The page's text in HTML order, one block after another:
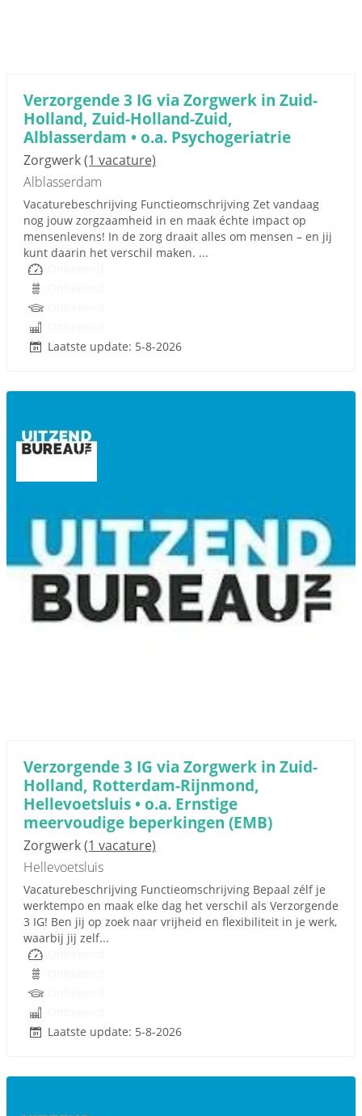
Verzorgende 3 IG via Zorgwerk in Zuid-
Holland, Zuid-Holland-Zuid,
Alblasserdam • o.a. Psychogeriatrie
Zorgwerk(1 vacature)
Alblasserdam
Vacaturebeschrijving Functieomschrijving Zet vandaag
nog jouw zorgzaamheid in en maak échte impact op
mensenlevens! In de zorg draait alles om mensen – en jij
kunt daarin het verschil maken. ...
Laatste update: 5-8-2026
Verzorgende 3 IG via Zorgwerk in Zuid-
Holland, Rotterdam-Rijnmond,
Hellevoetsluis • o.a. Ernstige
meervoudige beperkingen (EMB)
Zorgwerk(1 vacature)
Hellevoetsluis
Vacaturebeschrijving Functieomschrijving Bepaal zélf je
werktempo en maak elke dag het verschil als Verzorgende
3 IG! Ben jij op zoek naar vrijheid en flexibiliteit in je werk,
waarbij jij zelf...
Laatste update: 5-8-2026